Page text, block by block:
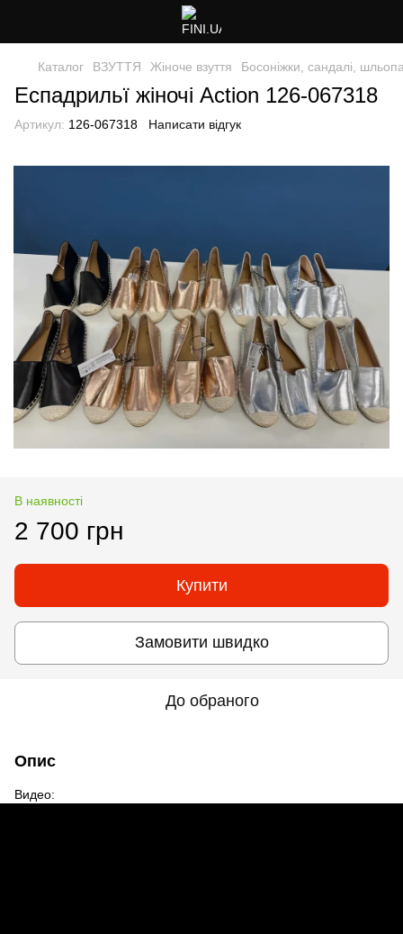
Каталог ВЗУТТЯ Жіноче взуття Босоніжки, сандалі,
Еспадрильї жіночі Action 126-067318
Артикул: 126-067318 Написати відгук
В наявності
2 700 грн
Купити
Замовити швидко
До обраного
Опис
Видео: